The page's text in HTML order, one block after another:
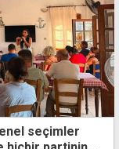
seçimler